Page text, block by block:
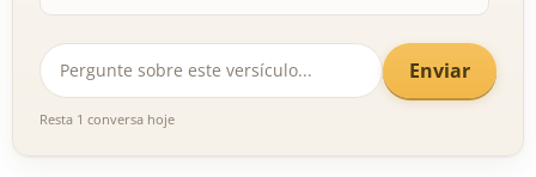
Enviar
Resta 1 conversa hoje